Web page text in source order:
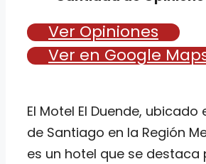
Ver Opiniones
Ver en Google
El Motel El Duende,
de Santiago en la Región
es un hotel que se destaca